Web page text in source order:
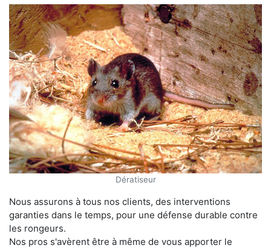
Dératiseur
Nous assurons à tous nos clients, des interventions
garanties dans le temps, pour une défense durable contre
les rongeurs.
Nos pros s'avèrent être à même de vous apporter le